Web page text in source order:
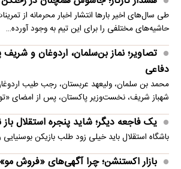
طی سال‌های اخیر بارها انتشار اخبار محرمانه از
حاشیه‌های مختلفی را برای این تیم به وجود آورده…
تصاویر؛ نماز بن‌سلمان، اردوغان و
دفاعی
محمد بن سلمان، ولیعهد عربستان، رجب طیب
شهباز شریف، نخست‌وزیر پاکستان، پس از امضای
یک فاجعه دیگر؛ شاید پنجره استقلال
باشگاه استقلال باید خیلی زود طلب بازیکن
بازار اکستنشن؛ چرا آگهی‌های «فروش